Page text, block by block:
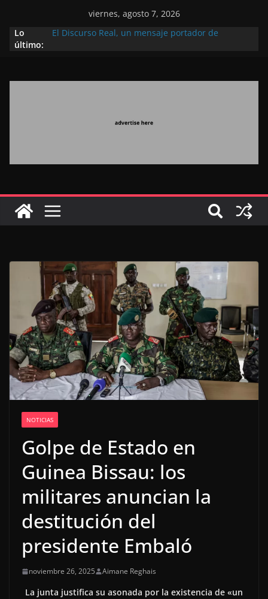
viernes, agosto 7, 2026
Lo
último:
El Discurso Real, un mensaje portador de
Extranjero: al servicio de los grandes proyectos de
Marruecos gracias a una visión estratégica
destinada a consolidar la posición de Marruecos
en una economía mundial competitiva (politólogo
marroquí-estadounidense)
NOTICIAS
Golpe de Estado en
Guinea Bissau: los
militares anuncian la
destitución del
presidente Embaló
noviembre 26, 2025 Aimane Reghais
La junta justifica su asonada por la existencia de «un